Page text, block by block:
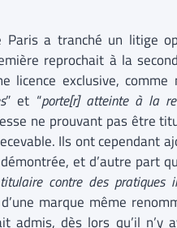
Paris a tranché un litige
reprochait à la
licence exclusive,
” et “porte[r] atteinte à la
ne prouvant pas être
Ils ont cependant
et d’autre part
contre des pratiques
marque même
admis, dès lors qu’il n’y